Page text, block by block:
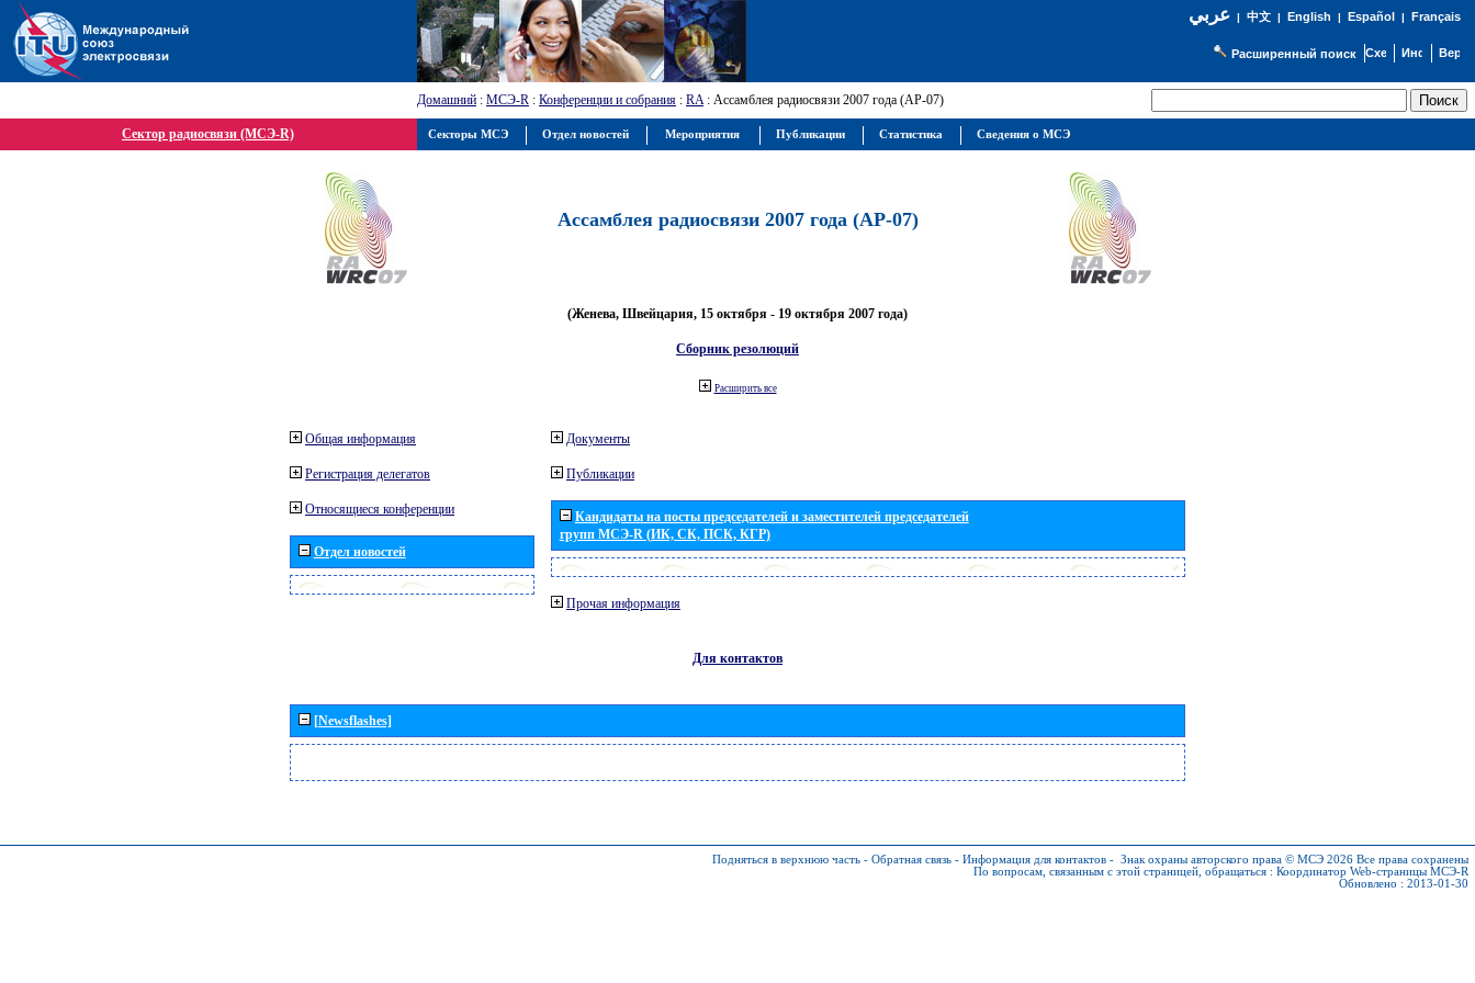
عربي| 中文| English | Español | Français
Расширенный поиск
Домашний : МСЭ-R : Конференции и собрания : RA: Ассамблея радиосвязи 2007 года (АР-07)
Сектор радиосвязи (МСЭ-R)
Ассамблея радиосвязи 2007 года (АР-07)
(Женева, Швейцария, 15 октября - 19 октября 2007 года)
Сборник резолюций
Расширить все
Общая информация
Регистрация делегатов
Относящиеся конференции
Отдел новостей
Документы
Публикации
Кандидаты на посты председателей и заместителей председателей
групп МСЭ-R (ИК, СК, ПСК, КГР)
Прочая информация
Для контактов
[Newsflashes]
Подняться в верхнюю часть - Обратная связь - Информация для контактов - Знак охраны авторского права © МСЭ 2026 Все права сохранены
По вопросам, связанным с этой страницей, обращаться : Координатор Web-страницы МСЭ-R
Обновлено : 2013-01-30
Секторы МСЭ Отдел новостей Мероприятия Публикации Статистика Сведения о МСЭ